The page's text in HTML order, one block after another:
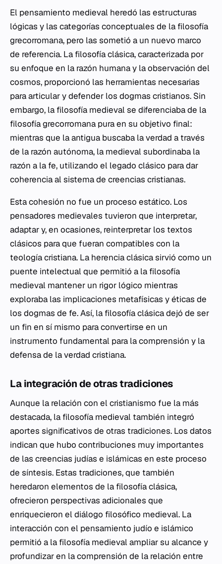
El pensamiento medieval heredó las estructuras
lógicas y las categorías conceptuales de la filosofía
grecorromana, pero las sometió a un nuevo marco
de referencia. La filosofía clásica, caracterizada por
su enfoque en la razón humana y la observación del
cosmos, proporcionó las herramientas necesarias
para articular y defender los dogmas cristianos. Sin
embargo, la filosofía medieval se diferenciaba de la
filosofía grecorromana pura en su objetivo final:
mientras que la antigua buscaba la verdad a través
de la razón autónoma, la medieval subordinaba la
razón a la fe, utilizando el legado clásico para dar
coherencia al sistema de creencias cristianas.
Esta cohesión no fue un proceso estático. Los
pensadores medievales tuvieron que interpretar,
adaptar y, en ocasiones, reinterpretar los textos
clásicos para que fueran compatibles con la
teología cristiana. La herencia clásica sirvió como un
puente intelectual que permitió a la filosofía
medieval mantener un rigor lógico mientras
exploraba las implicaciones metafísicas y éticas de
los dogmas de fe. Así, la filosofía clásica dejó de ser
un fin en sí mismo para convertirse en un
instrumento fundamental para la comprensión y la
defensa de la verdad cristiana.
La integración de otras tradiciones
Aunque la relación con el cristianismo fue la más
destacada, la filosofía medieval también integró
aportes significativos de otras tradiciones. Los datos
indican que hubo contribuciones muy importantes
de las creencias judías e islámicas en este proceso
de síntesis. Estas tradiciones, que también
heredaron elementos de la filosofía clásica,
ofrecieron perspectivas adicionales que
enriquecieron el diálogo filosófico medieval. La
interacción con el pensamiento judío e islámico
permitió a la filosofía medieval ampliar su alcance y
profundizar en la comprensión de la relación entre